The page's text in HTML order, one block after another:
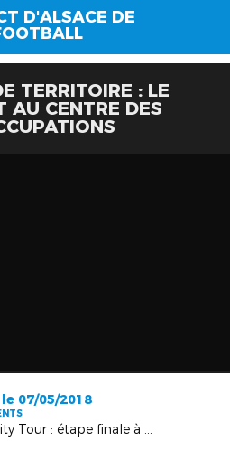
D'ALSACE DE
TERRITOIRE : LE
AU CENTRE DES
07/05/2018
LAFA City Tour : étape finale à Hautepierre